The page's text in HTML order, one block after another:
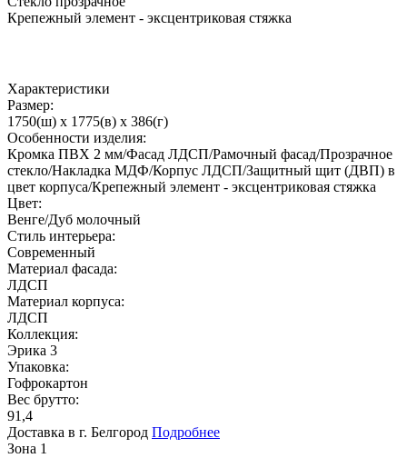
Крепежный элемент - эксцентриковая стяжка
Характеристики
Размер:
1750(ш) x 1775(в) x 386(г)
Особенности изделия:
Кромка ПВХ 2 мм/Фасад ЛДСП/Рамочный фасад/Прозрачное
стекло/Накладка МДФ/Корпус ЛДСП/Защитный щит (ДВП) в
цвет корпуса/Крепежный элемент - эксцентриковая стяжка
Цвет:
Венге/Дуб молочный
Стиль интерьера:
Современный
Материал фасада:
ЛДСП
Материал корпуса:
ЛДСП
Коллекция:
Эрика 3
Упаковка:
Гофрокартон
Вес брутто:
91,4
Доставка в г. Белгород Подробнее
Зона 1